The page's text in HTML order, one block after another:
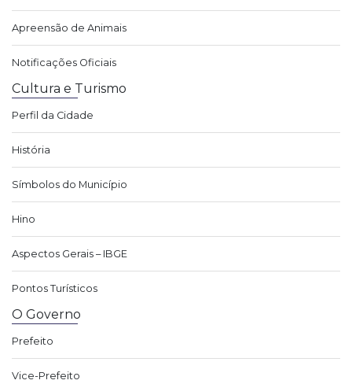
Apreensão de Animais
Notificações Oficiais
Cultura e Turismo
Perfil da Cidade
História
Símbolos do Município
Hino
Aspectos Gerais – IBGE
Pontos Turísticos
O Governo
Prefeito
Vice-Prefeito